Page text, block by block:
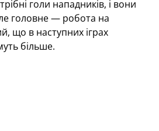
голи нападників, і вони
головне — робота на
що в наступних іграх
більше.